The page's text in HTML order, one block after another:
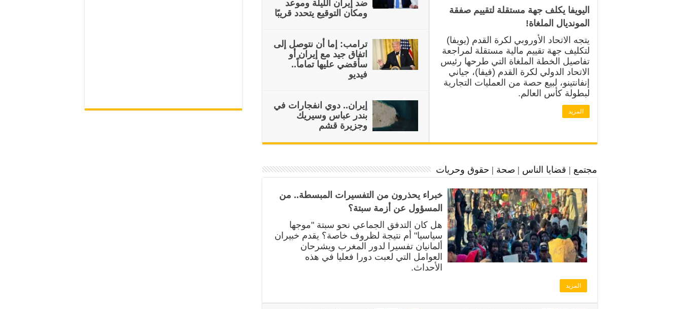
اليويفا يكلف جهة مستقلة لتقييم صفقة
المونديال الملغاة!
يتجه الاتحاد الأوروبي لكرة القدم (يويفا)
لتكليف جهة تقييم مالية مستقلة لمراجعة
تفاصيل الخطة الملغاة التي طرحها رئيس
الاتحاد الدولي لكرة القدم (فيفا)، جياني
إنفانتينو، لبيع حصة من العمليات التجارية
لبطولة كأس العالم.
المزيد
ضد إيران الليلة وموعد
ومكان التوقيع يتحدد قريبًا
ترامب: إما ⁠أن نتوصل إلى
اتفاق جيد مع إيران أو
سأقضي عليها تماماً..
فيديو
إيران.. دوي انفجارات في
بندر عباس وسيريك
وجزيرة قشم
مجتمع | قضايا الناس | صحة | حقوق وحريات
خبراء يحذرون من التفسيرات المبسطة.. من
المسؤول عن أزمة سبتة؟
هل كان التدفق الجماعي نحو سبتة "موجها
سياسيا" أم نتيجة لظروف خاصة؟ يقدم خبيران
ألمانيان تفسيرا لدور المغرب ويشرحان
العوامل التي لعبت دورا فعليا في هذه
الأحداث.
المزيد